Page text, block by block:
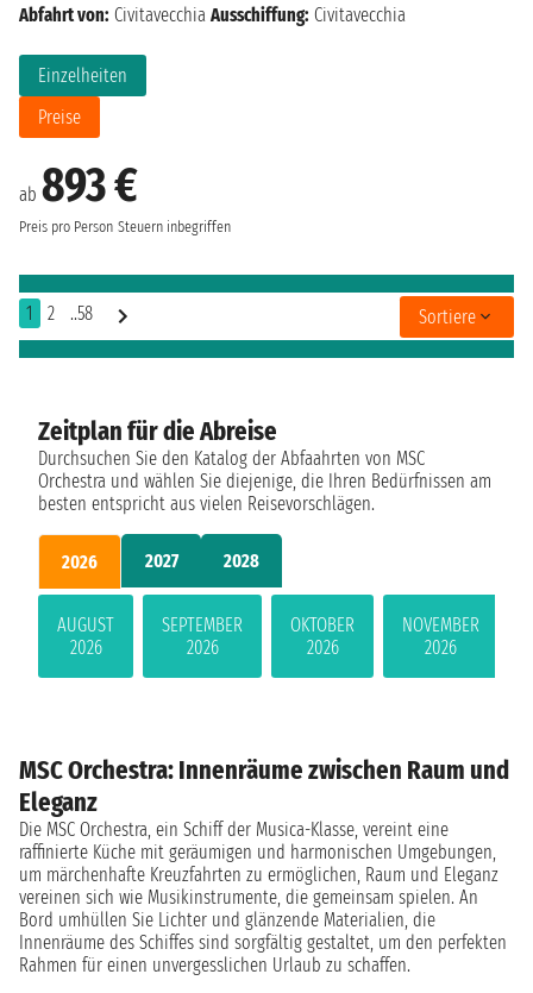
ab 893 €
Preis pro Person Steuern inbegriffen
Einzelheiten
Preise
Abfahrt von: Civitavecchia Ausschiffung: Civitavecchia
1 2 ..58 Sortiere
Zeitplan für die Abreise
Durchsuchen Sie den Katalog der Abfaahrten von MSC
Orchestra und wählen Sie diejenige, die Ihren Bedürfnissen am
besten entspricht aus vielen Reisevorschlägen.
2026 2027 2028
AUGUST
2026
SEPTEMBER
2026
OKTOBER
2026
NOVEMBER
2026
MSC Orchestra: Innenräume zwischen Raum und
Eleganz
Die MSC Orchestra, ein Schiff der Musica-Klasse, vereint eine
raffinierte Küche mit geräumigen und harmonischen Umgebungen,
um märchenhafte Kreuzfahrten zu ermöglichen, Raum und Eleganz
vereinen sich wie Musikinstrumente, die gemeinsam spielen. An
Bord umhüllen Sie Lichter und glänzende Materialien, die
Innenräume des Schiffes sind sorgfältig gestaltet, um den perfekten
Rahmen für einen unvergesslichen Urlaub zu schaffen.